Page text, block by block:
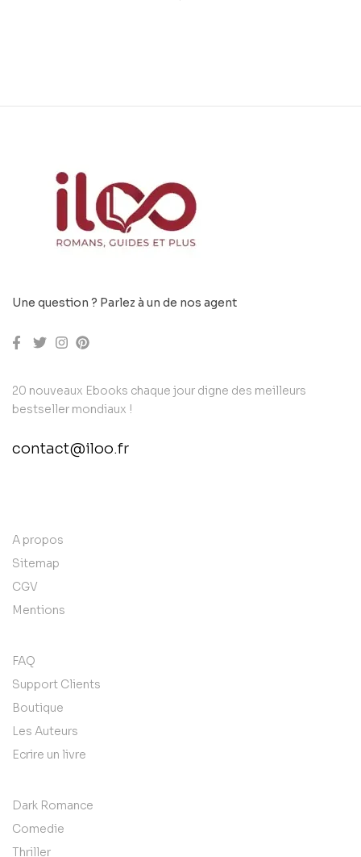
Une question ? Parlez à un de nos agent
20 nouveaux Ebooks chaque jour digne des meilleurs
bestseller mondiaux !
contact@iloo.fr
A propos
Sitemap
CGV
Mentions
FAQ
Support Clients
Boutique
Les Auteurs
Ecrire un livre
Dark Romance
Comedie
Thriller